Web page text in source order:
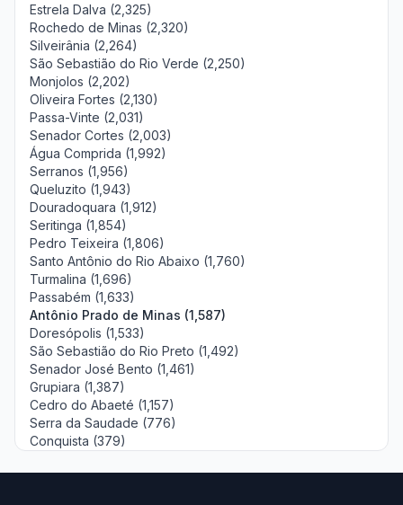
Estrela Dalva (2,325)
Rochedo de Minas (2,320)
Silveirânia (2,264)
São Sebastião do Rio Verde (2,250)
Monjolos (2,202)
Oliveira Fortes (2,130)
Passa-Vinte (2,031)
Senador Cortes (2,003)
Água Comprida (1,992)
Serranos (1,956)
Queluzito (1,943)
Douradoquara (1,912)
Seritinga (1,854)
Pedro Teixeira (1,806)
Santo Antônio do Rio Abaixo (1,760)
Turmalina (1,696)
Passabém (1,633)
Antônio Prado de Minas (1,587)
Doresópolis (1,533)
São Sebastião do Rio Preto (1,492)
Senador José Bento (1,461)
Grupiara (1,387)
Cedro do Abaeté (1,157)
Serra da Saudade (776)
Conquista (379)